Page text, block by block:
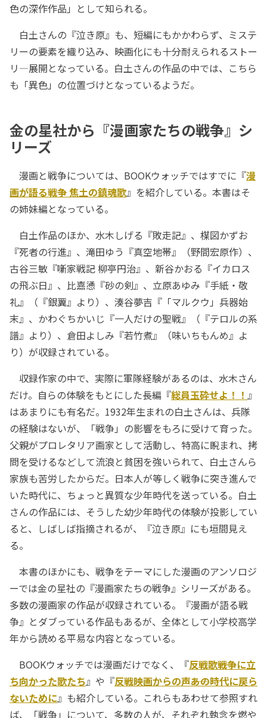
色の深作作品」として知られる。
白土さんの『泣き原』も、短編にもかかわらず、ミステ
リーの要素を織り込み、映画化にも十分耐えられるストー
リ―展開となっている。白土さんの作品の中では、こちら
も「異色」の位置づけとなっているようだ。
金の星社から『漫画家たちの戦争』シ
リーズ
漫画と戦争については、BOOKウォッチではすでに『漫
画が語る戦争 焦土の鎮魂歌』を紹介している。本書はそ
の姉妹編となっている。
白土作品のほか、水木しげる『敗走記』、楳図かずお
『死者の行進』、滝田ゆう『真空地帯』（野間宏原作）、
古谷三敏『噺家戦記 柳亭円治』、新谷かおる『イカロス
の飛ぶ日』、比嘉慂『砂の剣』、立原あゆみ『手紙・敬
礼』（『銀翼』より）、湊谷夢吉『「マルクウ」兵器始
末』、かわぐちかいじ『一人だけの聖戦』（『テロルの系
譜』より）、倉田よしみ『若竹煮』（味いちもんめ』よ
り）が収録されている。
収録作家の中で、実際に軍隊経験があるのは、水木さん
だけ。自らの体験をもとにした長編『総員玉砕せよ！！ 』
はあまりにも有名だ。1932年生まれの白土さんは、兵隊
の経験はないが、「戦争」の影響をもろに受けて育った。
父親がプロレタリア画家として活動し、特高に睨まれ、拷
問を受けるなどして流浪と貧困を強いられて、白土さんら
家族も苦労したからだ。日本人が等しく戦争に突き進んで
いた時代に、ちょっと異質な少年時代を送っている。白土
さんの作品には、そうした幼少年時代の体験が投影してい
ると、しばしば指摘されるが、『泣き原』にも垣間見え
る。
本書のほかにも、戦争をテーマにした漫画のアンソロジ
ーでは金の星社の『漫画家たちの戦争』シリーズがある。
多数の漫画家の作品が収録されている。『漫画が語る戦
争』とダブっている作品もあるが、全体として小学校高学
年から読める平易な内容となっている。
BOOKウォッチでは漫画だけでなく、『反戦歌――戦争に立
ち向かった歌たち』や『反戦映画からの声――あの時代に戻ら
ないために』も紹介している。これらもあわせて参照すれ
ば、「戦争」について、多数の人が、それぞれ執念を燃や